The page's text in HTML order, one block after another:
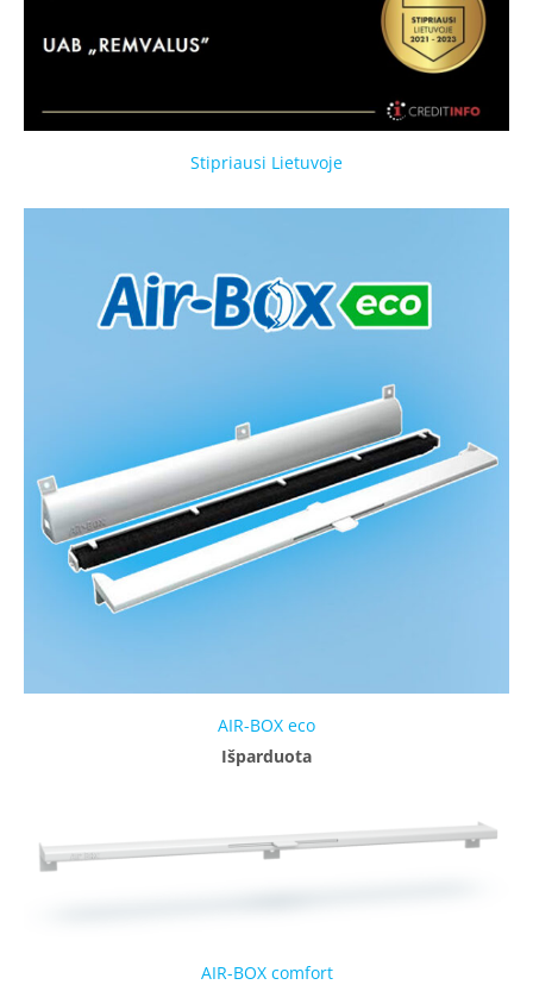
Stipriausi Lietuvoje
AIR-BOX eco
Išparduota
AIR-BOX comfort